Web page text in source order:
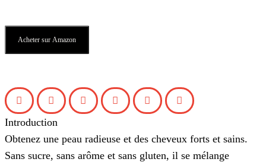
Acheter sur Amazon
Introduction
Obtenez une peau radieuse et des cheveux forts et sains.
Sans sucre, sans arôme et sans gluten, il se mélange